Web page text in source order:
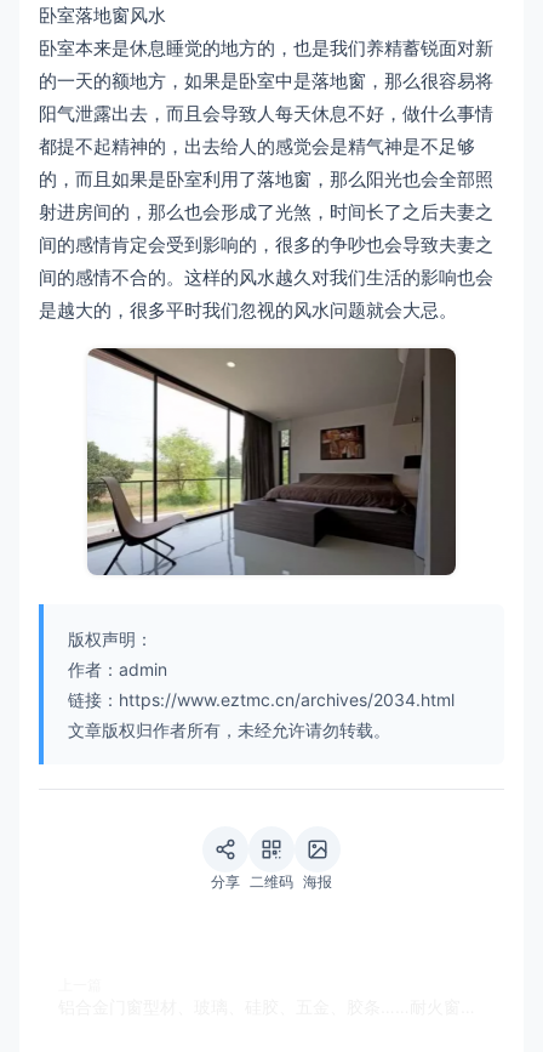
卧室落地窗风水
卧室本来是休息睡觉的地方的，也是我们养精蓄锐面对新
的一天的额地方，如果是卧室中是落地窗，那么很容易将
阳气泄露出去，而且会导致人每天休息不好，做什么事情
都提不起精神的，出去给人的感觉会是精气神是不足够
的，而且如果是卧室利用了落地窗，那么阳光也会全部照
射进房间的，那么也会形成了光煞，时间长了之后夫妻之
间的感情肯定会受到影响的，很多的争吵也会导致夫妻之
间的感情不合的。这样的风水越久对我们生活的影响也会
是越大的，很多平时我们忽视的风水问题就会大忌。
版权声明：
作者：admin
链接：https://www.eztmc.cn/archives/2034.html
文章版权归作者所有，未经允许请勿转载。
分享 二维码 海报